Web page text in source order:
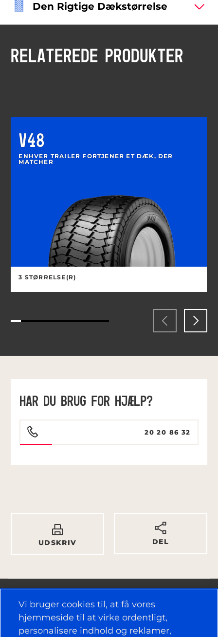
Den Rigtige Dækstørrelse
RELATEREDE PRODUKTER
V48
ENHVER TRAILER FORTJENER ET DÆK, DER
MATCHER
3 STØRRELSE(R)
HAR DU BRUG FOR HJÆLP?
20 20 86 32
UDSKRIV DEL
Vi bruger cookies til, at få vores
hjemmeside til at virke ordentligt,
personalisere indhold og reklamer,